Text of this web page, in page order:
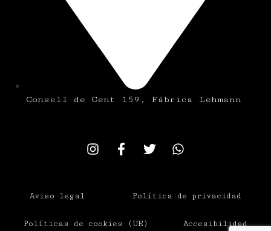
Consell de Cent 159, Fábrica Lehmann
Aviso legal Política de privacidad
Políticas de cookies (UE) Accesibilidad